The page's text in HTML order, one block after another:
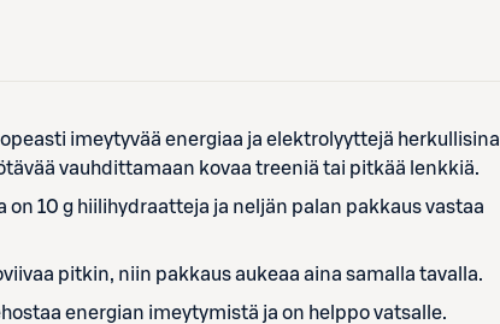
imeytyvää energiaa ja elektrolyyttejä herkullisina
vauhdittamaan kovaa treeniä tai pitkää lenkkiä.
10 g hiilihydraatteja ja neljän palan pakkaus vastaa
pitkin, niin pakkaus aukeaa aina samalla tavalla.
energian imeytymistä ja on helppo vatsalle.